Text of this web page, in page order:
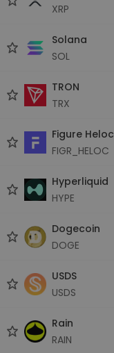
XRP
Solana
SOL
TRON
TRX
Figure Heloc
FIGR_HELOC
Hyperliquid
HYPE
Dogecoin
DOGE
USDS
USDS
Rain
RAIN